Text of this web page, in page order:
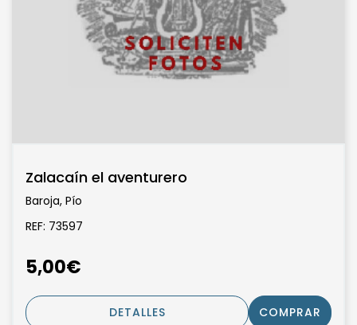
Zalacaín el aventurero
Baroja, Pío
REF: 73597
5,00€
DETALLES COMPRAR